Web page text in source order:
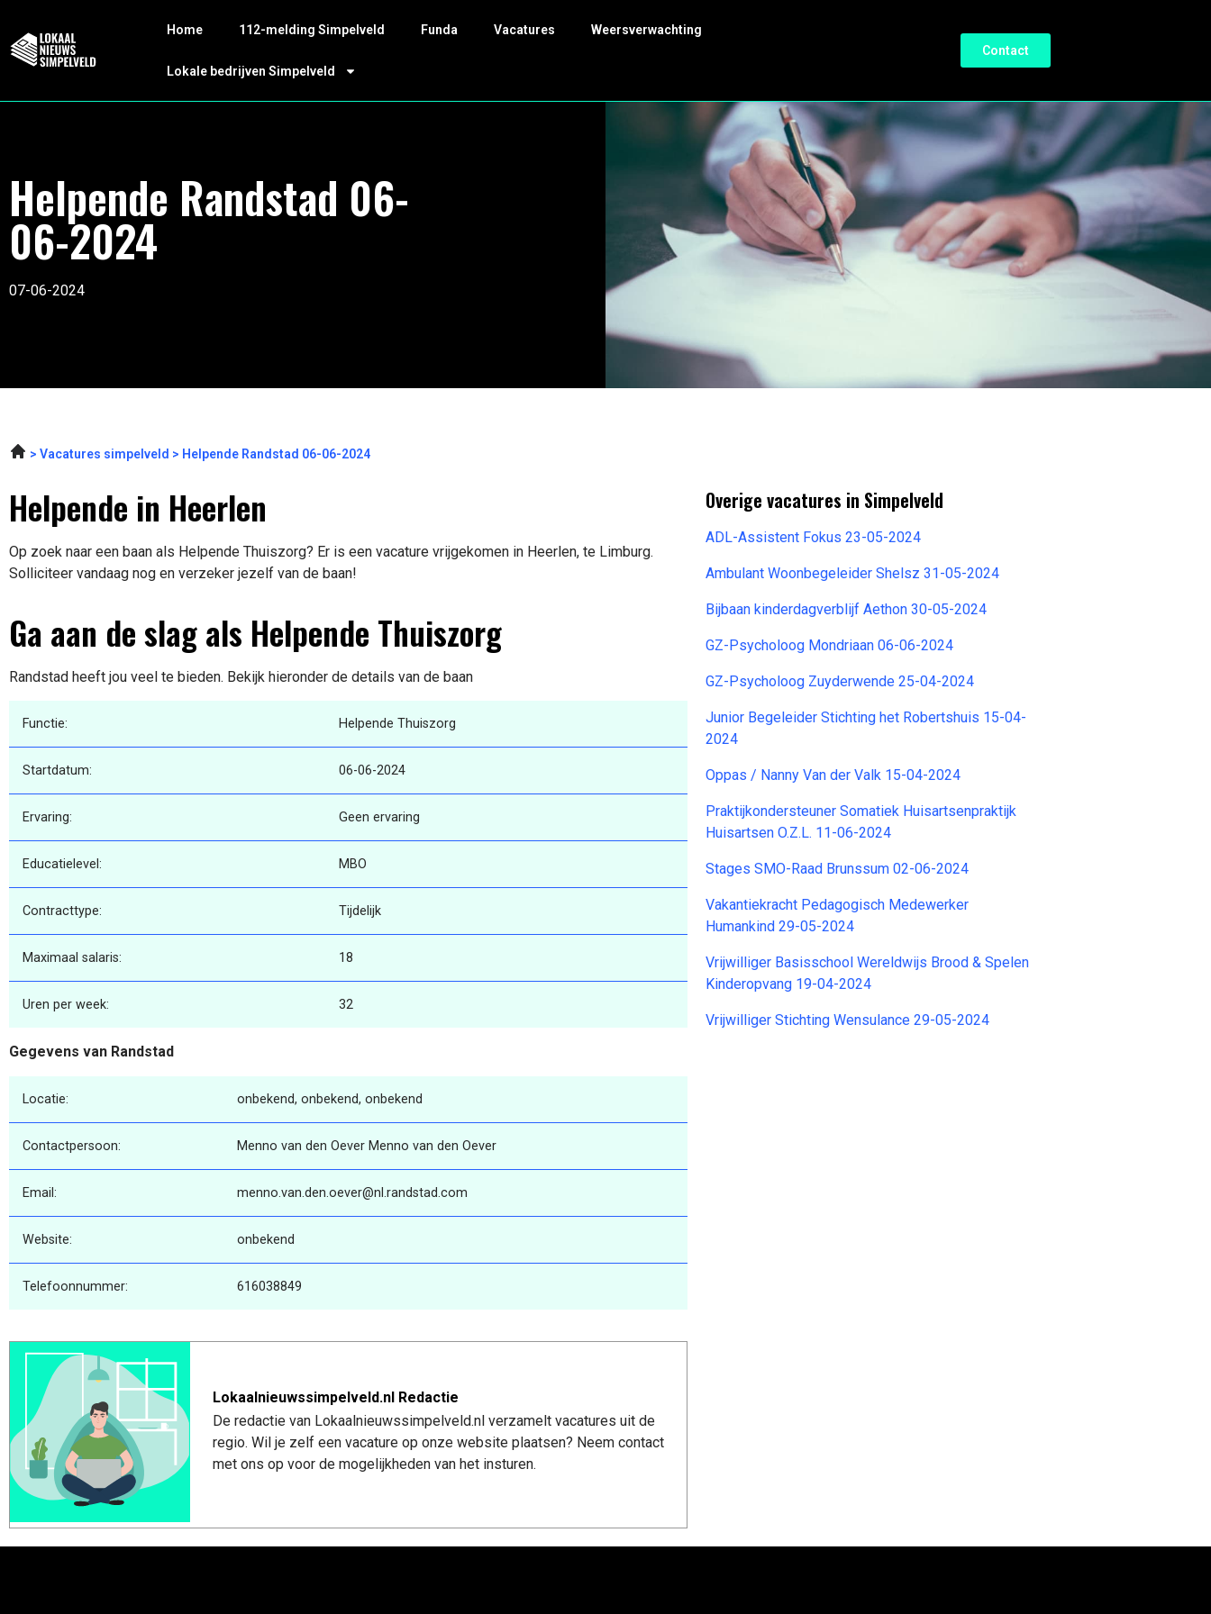
Home 112-melding Simpelveld Funda Vacatures Weersverwachting
Lokale bedrijven Simpelveld
Contact
Helpende Randstad 06-
06-2024
07-06-2024
Vacatures simpelveld Helpende Randstad 06-06-2024
Helpende in Heerlen
Op zoek naar een baan als Helpende Thuiszorg? Er is een vacature vrijgekomen in Heerlen, te Limburg.
Solliciteer vandaag nog en verzeker jezelf van de baan!
Ga aan de slag als Helpende Thuiszorg
Randstad heeft jou veel te bieden. Bekijk hieronder de details van de baan
Functie: Helpende Thuiszorg
Startdatum: 06-06-2024
Ervaring: Geen ervaring
Educatielevel: MBO
Contracttype: Tijdelijk
Maximaal salaris: 18
Uren per week: 32
Gegevens van Randstad
Locatie: onbekend, onbekend, onbekend
Contactpersoon: Menno van den Oever Menno van den Oever
Email: menno.van.den.oever@nl.randstad.com
Website: onbekend
Telefoonnummer: 616038849
Lokaalnieuwssimpelveld.nl Redactie
De redactie van Lokaalnieuwssimpelveld.nl verzamelt vacatures uit de
regio. Wil je zelf een vacature op onze website plaatsen? Neem contact
met ons op voor de mogelijkheden van het insturen.
Overige vacatures in Simpelveld
ADL-Assistent Fokus 23-05-2024
Ambulant Woonbegeleider Shelsz 31-05-2024
Bijbaan kinderdagverblijf Aethon 30-05-2024
GZ-Psycholoog Mondriaan 06-06-2024
GZ-Psycholoog Zuyderwende 25-04-2024
Junior Begeleider Stichting het Robertshuis 15-04-
2024
Oppas / Nanny Van der Valk 15-04-2024
Praktijkondersteuner Somatiek Huisartsenpraktijk
Huisartsen O.Z.L. 11-06-2024
Stages SMO-Raad Brunssum 02-06-2024
Vakantiekracht Pedagogisch Medewerker
Humankind 29-05-2024
Vrijwilliger Basisschool Wereldwijs Brood & Spelen
Kinderopvang 19-04-2024
Vrijwilliger Stichting Wensulance 29-05-2024